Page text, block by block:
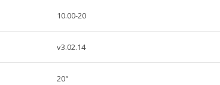
10.00-20
v3.02.14
20"